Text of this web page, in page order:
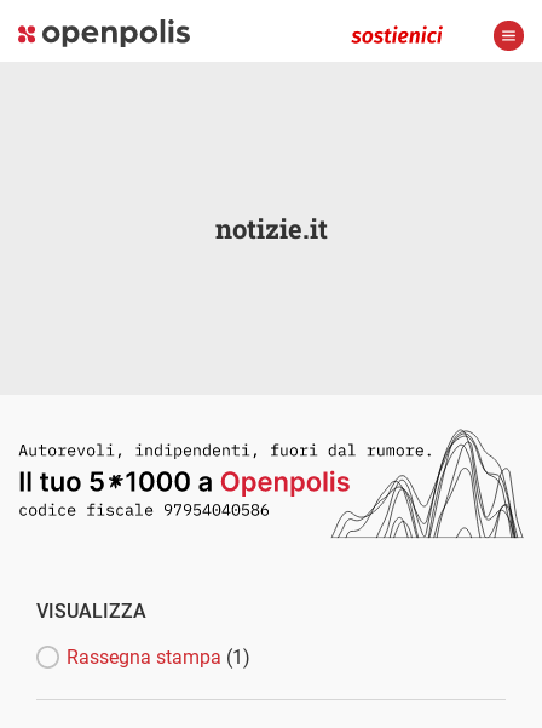
notizie.it
VISUALIZZA
Rassegna stampa (1)